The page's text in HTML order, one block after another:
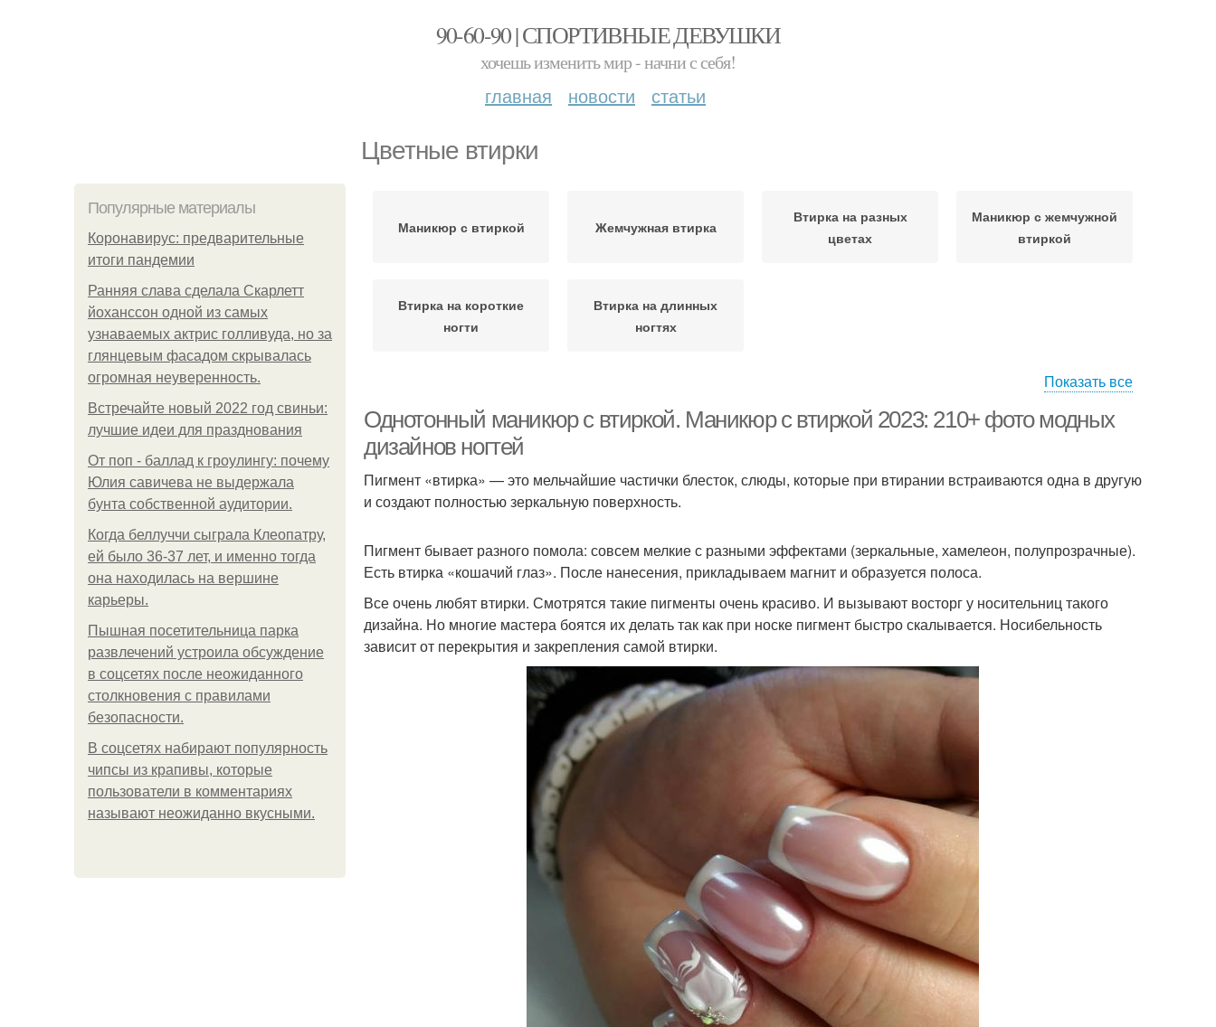
90-60-90 | СПОРТИВНЫЕ ДЕВУШКИ
хочешь изменить мир - начни с себя!
главная новости статьи
Цветные втирки
Популярные материалы
Коронавирус: предварительные
итоги пандемии
Ранняя слава сделала Скарлетт
йоханссон одной из самых
узнаваемых актрис голливуда, но за
глянцевым фасадом скрывалась
огромная неуверенность.
Встречайте новый 2022 год свиньи:
лучшие идеи для празднования
От поп - баллад к гроулингу: почему
Юлия савичева не выдержала
бунта собственной аудитории.
Когда беллуччи сыграла Клеопатру,
ей было 36-37 лет, и именно тогда
она находилась на вершине
карьеры.
Пышная посетительница парка
развлечений устроила обсуждение
в соцсетях после неожиданного
столкновения с правилами
безопасности.
В соцсетях набирают популярность
чипсы из крапивы, которые
пользователи в комментариях
называют неожиданно вкусными.
Маникюр с втиркой Жемчужная втирка
Втирка на разных
цветах
Маникюр с жемчужной
втиркой
Втирка на короткие
ногти
Втирка на длинных
ногтях
Показать все
Однотонный маникюр с втиркой. Маникюр с втиркой 2023: 210+ фото модных
дизайнов ногтей
Пигмент «втирка» — это мельчайшие частички блесток, слюды, которые при втирании встраиваются одна в другую
и создают полностью зеркальную поверхность.
Пигмент бывает разного помола: совсем мелкие с разными эффектами (зеркальные, хамелеон, полупрозрачные).
Есть втирка «кошачий глаз». После нанесения, прикладываем магнит и образуется полоса.
Все очень любят втирки. Смотрятся такие пигменты очень красиво. И вызывают восторг у носительниц такого
дизайна. Но многие мастера боятся их делать так как при носке пигмент быстро скалывается. Носибельность
зависит от перекрытия и закрепления самой втирки.